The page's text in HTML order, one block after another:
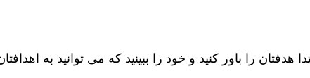
را باور کنید و خود را ببینید که می توانید به